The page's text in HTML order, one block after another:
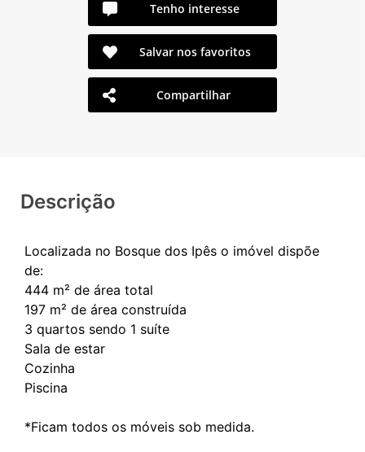
Tenho interesse
Salvar nos favoritos
Compartilhar
Descrição
Localizada no Bosque dos Ipês o imóvel dispõe
de:
444 m² de área total
197 m² de área construída
3 quartos sendo 1 suíte
Sala de estar
Cozinha
Piscina